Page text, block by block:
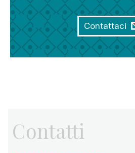
Contattaci
Contatti